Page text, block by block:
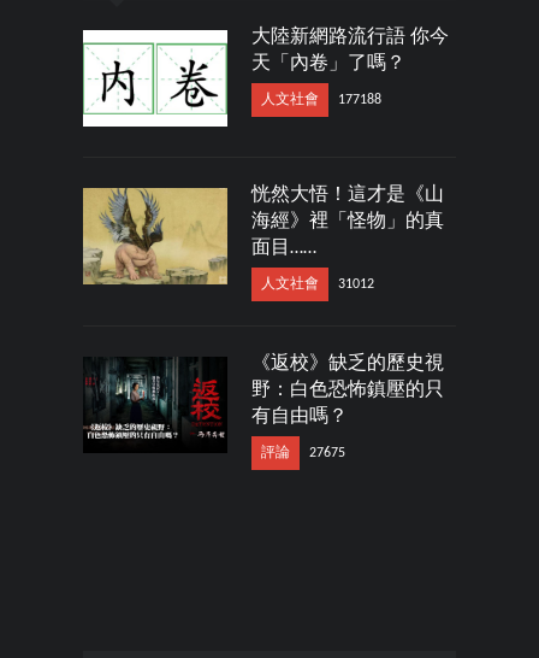
大陸新網路流行語 你今
天「內卷」了嗎？
人文社會 177188
恍然大悟！這才是《山
海經》裡「怪物」的真
面目……
人文社會 31012
《返校》缺乏的歷史視
野：白色恐怖鎮壓的只
有自由嗎？
評論 27675